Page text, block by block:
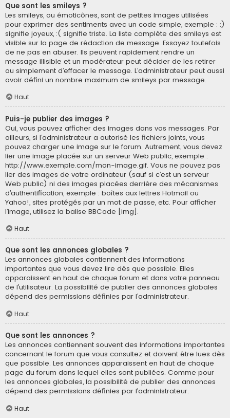
Que sont les smileys ?
Les smileys, ou émoticônes, sont de petites images utilisées
pour exprimer des sentiments avec un code simple, exemple : :)
signifie joyeux, :( signifie triste. La liste complète des smileys est
visible sur la page de rédaction de message. Essayez toutefois
de ne pas en abuser. Ils peuvent rapidement rendre un
message illisible et un modérateur peut décider de les retirer
ou simplement d’effacer le message. L’administrateur peut aussi
avoir défini un nombre maximum de smileys par message.
Haut
Puis-je publier des images ?
Oui, vous pouvez afficher des images dans vos messages. Par
ailleurs, si l’administrateur a autorisé les fichiers joints, vous
pouvez charger une image sur le forum. Autrement, vous devez
lier une image placée sur un serveur Web public, exemple :
http://www.exemple.com/mon-image.gif. Vous ne pouvez pas
lier des images de votre ordinateur (sauf si c’est un serveur
Web public) ni des images placées derrière des mécanismes
d’authentification, exemple : boîtes aux lettres Hotmail ou
Yahoo!, sites protégés par un mot de passe, etc. Pour afficher
l’image, utilisez la balise BBCode [img].
Haut
Que sont les annonces globales ?
Les annonces globales contiennent des informations
importantes que vous devez lire dès que possible. Elles
apparaissent en haut de chaque forum et dans votre panneau
de l’utilisateur. La possibilité de publier des annonces globales
dépend des permissions définies par l’administrateur.
Haut
Que sont les annonces ?
Les annonces contiennent souvent des informations importantes
concernant le forum que vous consultez et doivent être lues dès
que possible. Les annonces apparaissent en haut de chaque
page du forum dans lequel elles sont publiées. Comme pour
les annonces globales, la possibilité de publier des annonces
dépend des permissions définies par l’administrateur.
Haut